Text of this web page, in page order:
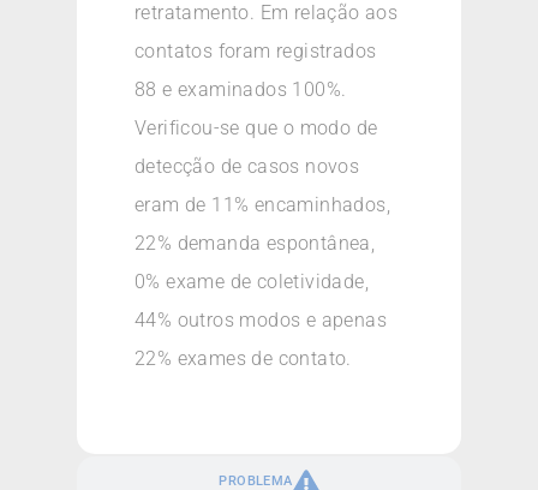
PROBLEMA
retratamento. Em relação aos
contatos foram registrados
88 e examinados 100%.
Verificou-se que o modo de
detecção de casos novos
eram de 11% encaminhados,
22% demanda espontânea,
0% exame de coletividade,
44% outros modos e apenas
22% exames de contato.